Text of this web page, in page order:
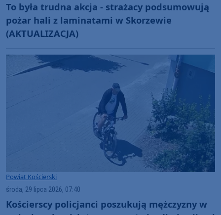
To była trudna akcja - strażacy podsumowują
pożar hali z laminatami w Skorzewie
(AKTUALIZACJA)
Powiat Kościerski
środa, 29 lipca 2026, 07:40
Kościerscy policjanci poszukują mężczyzny w